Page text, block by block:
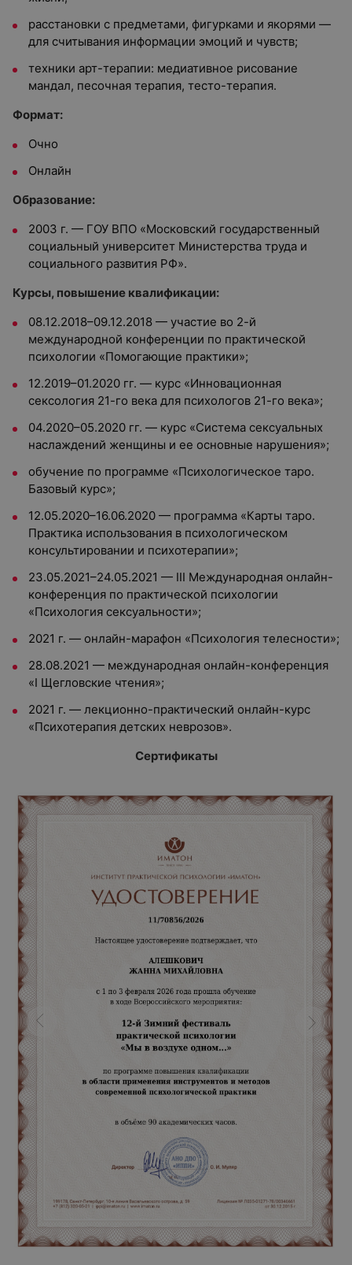
расстановки с предметами, фигурками и якорями —
для считывания информации эмоций и чувств;
техники арт-терапии: медиативное рисование
мандал, песочная терапия, тесто-терапия.
Формат:
Очно
Онлайн
Образование:
2003 г. — ГОУ ВПО «Московский государственный
социальный университет Министерства труда и
социального развития РФ».
Курсы, повышение квалификации:
08.12.2018–09.12.2018 — участие во 2-й
международной конференции по практической
психологии «Помогающие практики»;
12.2019–01.2020 гг. — курс «Инновационная
сексология 21-го века для психологов 21-го века»;
04.2020–05.2020 гг. — курс «Система сексуальных
наслаждений женщины и ее основные нарушения»;
обучение по программе «Психологическое таро.
Базовый курс»;
12.05.2020–16.06.2020 — программа «Карты таро.
Практика использования в психологическом
консультировании и психотерапии»;
23.05.2021–24.05.2021 — III Международная онлайн-
конференция по практической психологии
«Психология сексуальности»;
2021 г. — онлайн-марафон «Психология телесности»;
28.08.2021 — международная онлайн-конференция
«I Щегловские чтения»;
2021 г. — лекционно-практический онлайн-курс
«Психотерапия детских неврозов».
Сертификаты